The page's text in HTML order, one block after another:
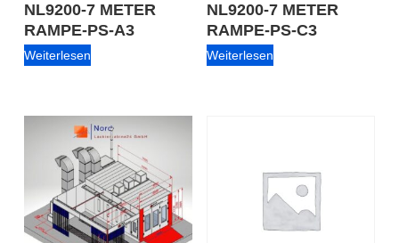
NL9200-7 METER
RAMPE-PS-A3
Weiterlesen
NL9200-7 METER
RAMPE-PS-C3
Weiterlesen